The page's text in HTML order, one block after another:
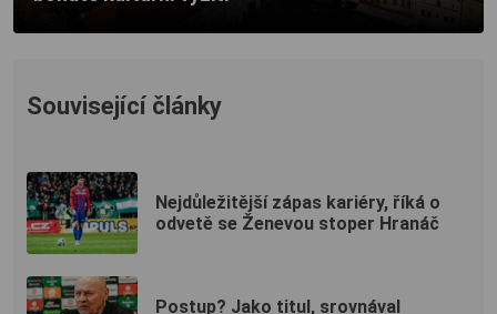
Související články
Nejdůležitější zápas kariéry, říká o
odvetě se Ženevou stoper Hranáč
Postup? Jako titul, srovnával